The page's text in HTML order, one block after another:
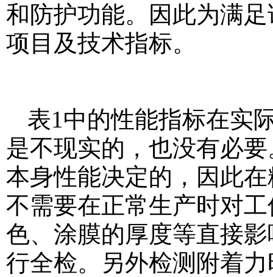
和防护功能。因此为满
项目及技术指标。
表1中的性能指标在实
是不现实的，也没有必
本身性能决定的，因此
不需要在正常生产时对
色、涂膜的厚度等直接
行全检。另外检测附着